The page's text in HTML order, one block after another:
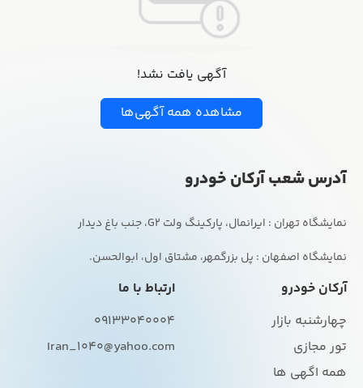
آگهی یافت نشد!
مشاهده همه آگهی‌ها
آدرس شعب آرکان خودرو
نمایشگاه اصفهان : پل بزرگمهر، مشتاق اول، ابوالحسن.
آرکان خودرو
چهارشنبه بازار
تور مجازی
همه اگهی ها
ارتباط با ما
09133040004
Iran_1040@yahoo.com